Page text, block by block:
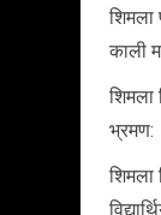
शिमला
काली
शिमला
भ्रमण:
शिमला